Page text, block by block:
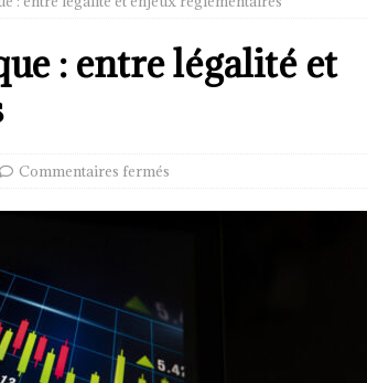
: entre légalité et
Commentaires fermés